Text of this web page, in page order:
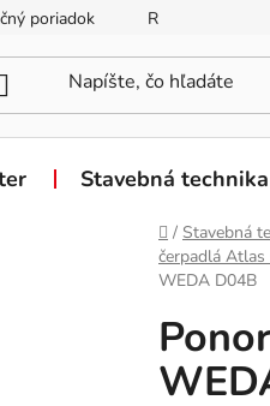
poriadok Reklamačný
Stavebná technika
Domov
/ Stavebná
čerpadlá Atlas
WEDA D04B